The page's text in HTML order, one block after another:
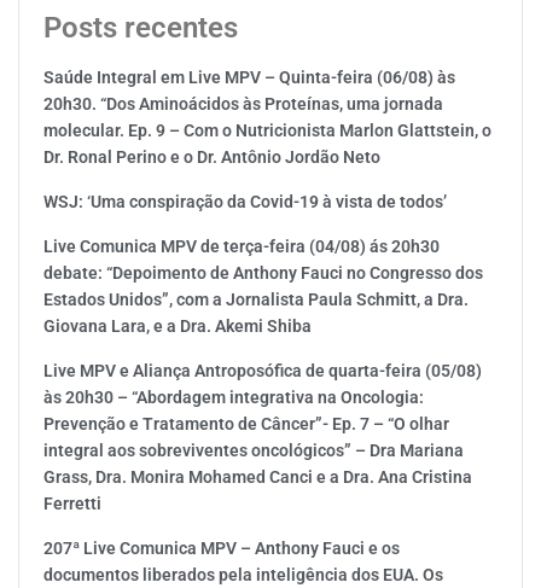
Posts recentes
Saúde Integral em Live MPV – Quinta-feira (06/08) às
20h30. “Dos Aminoácidos às Proteínas, uma jornada
molecular. Ep. 9 – Com o Nutricionista Marlon Glattstein, o
Dr. Ronal Perino e o Dr. Antônio Jordão Neto
WSJ: ‘Uma conspiração da Covid-19 à vista de todos’
Live Comunica MPV de terça-feira (04/08) ás 20h30
debate: “Depoimento de Anthony Fauci no Congresso dos
Estados Unidos”, com a Jornalista Paula Schmitt, a Dra.
Giovana Lara, e a Dra. Akemi Shiba
Live MPV e Aliança Antroposófica de quarta-feira (05/08)
às 20h30 – “Abordagem integrativa na Oncologia:
Prevenção e Tratamento de Câncer”- Ep. 7 – “O olhar
integral aos sobreviventes oncológicos” – Dra Mariana
Grass, Dra. Monira Mohamed Canci e a Dra. Ana Cristina
Ferretti
207ª Live Comunica MPV – Anthony Fauci e os
documentos liberados pela inteligência dos EUA. Os